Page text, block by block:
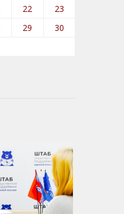
22
23
29
30